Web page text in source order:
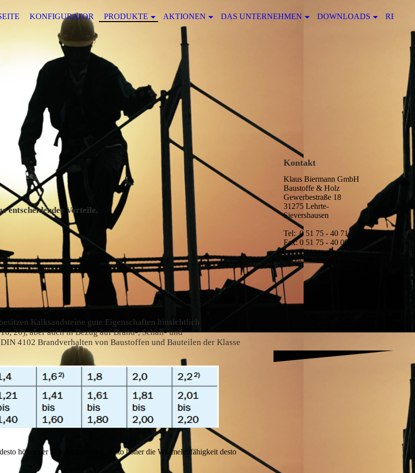
KONFIGURATOR PRODUKTE AKTIONEN DAS UNTERNEHMEN DOWNLOADS
entscheidender Vorteile.
Kalksandsteine gute Eigenschaften hinsichtlich
20), aber auch in Bezug auf Brand-, Schall- und
4102 Brandverhalten von Baustoffen und Bauteilen der Klasse
höher der Schalldämmwert, desto höher die Wärmeleitfähigkeit desto
Kontakt
Klaus Biermann GmbH
Baustoffe & Holz
Gewerbestraße 18
31275 Lehrte-
Sievershausen
Tel: 0 51 75 - 40 71
Fax: 0 51 75 - 40 09
info@biermann-baustoffe.de